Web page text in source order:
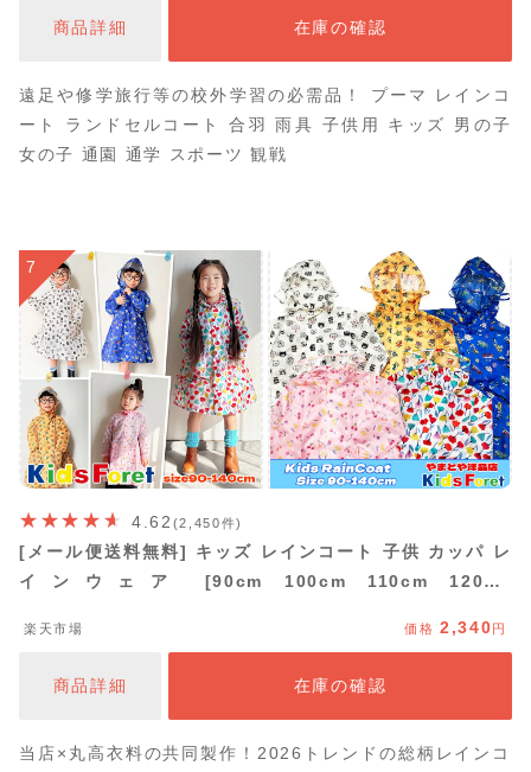
商品詳細 在庫の確認
遠足や修学旅行等の校外学習の必需品！ プーマ レインコ
ート ランドセルコート 合羽 雨具 子供用 キッズ 男の子
女の子 通園 通学 スポーツ 観戦
7
4.62 (2,450件)
[メール便送料無料] キッズ レインコート 子供 カッパ レ
インウェア [90cm 100cm 110cm 120cm
ドセル対応 3才4才5才 男の子 女の子 雨具 リュック 入園
料 2026 pizz
楽天市場 価格 2,340円
商品詳細 在庫の確認
当店×丸高衣料の共同製作！2026トレンドの総柄レインコ